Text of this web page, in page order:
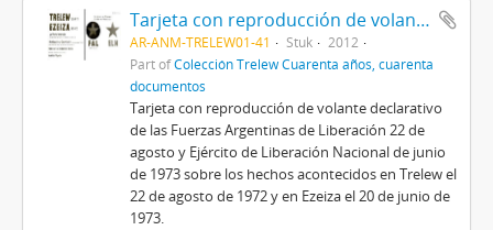
Tarjeta con reproducción de volante de FAL 22/ ELN
AR-ANM-TRELEW01-41 Stuk
2012
Part ofColección Trelew Cuarenta años, cuarenta
documentos
Tarjeta con reproducción de volante declarativo
de las Fuerzas Argentinas de Liberación 22 de
agosto y Ejército de Liberación Nacional de junio
de 1973 sobre los hechos acontecidos en Trelew el
22 de agosto de 1972 y en Ezeiza el 20 de junio de
1973.